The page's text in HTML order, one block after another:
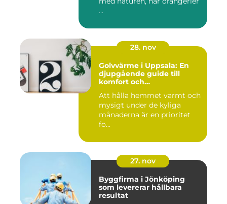
...
28. nov
Golvvärme i Uppsala: En
djupgående guide till
komfort och
Att hålla hemmet varmt och
mysigt under de kyliga
månaderna är en prioritet
fö...
27. nov
Byggfirma i Jönköping
som levererar hållbara
resultat